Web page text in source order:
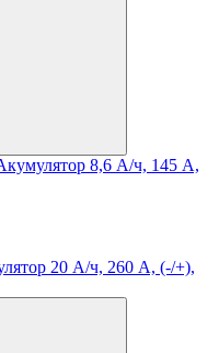
8,6 А/ч, 145 А,